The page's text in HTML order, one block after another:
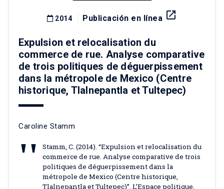
2014 Publicación en línea launch
Expulsion et relocalisation du
commerce de rue. Analyse comparative
de trois politiques de déguerpissement
dans la métropole de Mexico (Centre
historique, Tlalnepantla et Tultepec)
Caroline Stamm
Stamm, C. (2014). “Expulsion et relocalisation du
commerce de rue. Analyse comparative de trois
politiques de déguerpissement dans la
métropole de Mexico (Centre historique,
Tlalnepantla et Tultepec)”. L’Espace politique,